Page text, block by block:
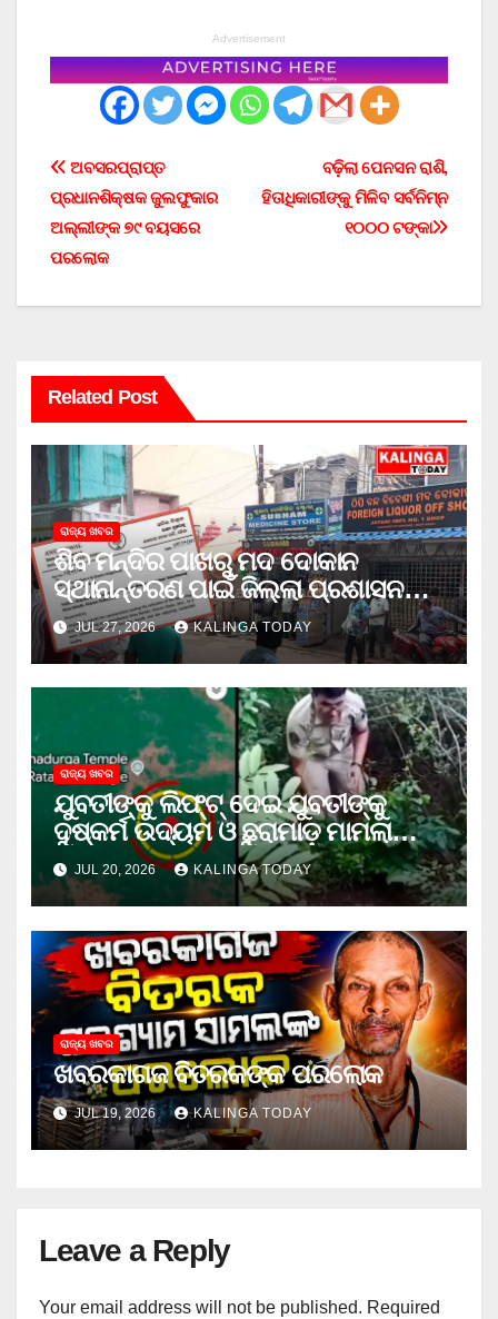
Advertisement
Post
navigation
ବଢ଼ିଲା ପେନସନ ରାଶି,
ହିତାଧିକାରୀଙ୍କୁ ମିଳିବ ସର୍ବନିମ୍ନ
୧୦୦୦ ଟଙ୍କା
ଅବସରପ୍ରାପ୍ତ
ପ୍ରଧାନଶିକ୍ଷକ ଜୁଲଫୁକାର
ଅଲ୍ଲୀଙ୍କ ୭୯ ବୟସରେ
ପରଲୋକ
Related Post
ରାଜ୍ୟ ଖବର
ଶିବ ମନ୍ଦିର ପାଖରୁ ମଦ ଦୋକାନ
ସ୍ଥାନାନ୍ତରଣ ପାଇଁ ଜିଲ୍ଲା ପ୍ରଶାସନକୁ
ଦାବି କଲେ ଅନିଲ
JUL 27, 2026 KALINGA TODAY
ରାଜ୍ୟ ଖବର
ଯୁବତୀଙ୍କୁ ଲିଫ୍‌ଟ୍‌ ଦେଇ ଯୁବତୀଙ୍କୁ
ଦୁଷ୍କର୍ମ ଉଦ୍ୟମ ଓ ଛୁରାମାଡ଼ ମାମଲାରେ
ଜେଲ ଗଲା ଅଭିଯୁକ୍ତ
JUL 20, 2026 KALINGA TODAY
ରାଜ୍ୟ ଖବର
ଖବରକାଗଜ ବିତରକଙ୍କ ପରଲୋକ
JUL 19, 2026 KALINGA TODAY
Leave a Reply
Your email address will not be published. Required